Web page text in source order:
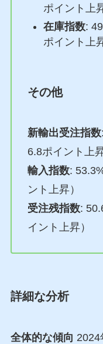
ポイント上
在庫指数:
ポイント上
その他
新輸出受注指数
6.8ポイント上昇
輸入指数:
ント上昇）
受注残指数:
イント上昇）
詳細な分析
全体的な傾向 2024